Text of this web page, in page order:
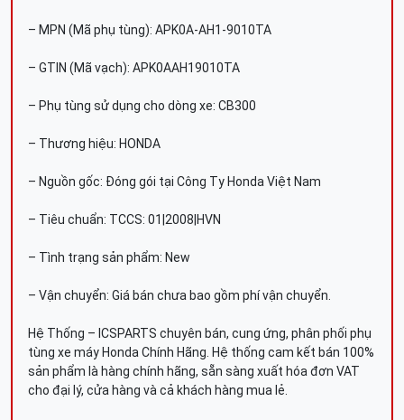
– MPN (Mã phụ tùng): APK0A-AH1-9010TA
– GTIN (Mã vạch): APK0AAH19010TA
– Phụ tùng sử dụng cho dòng xe: CB300
– Thương hiệu: HONDA
– Nguồn gốc: Đóng gói tại Công Ty Honda Việt Nam
– Tiêu chuẩn: TCCS: 01|2008|HVN
– Tình trạng sản phẩm: New
– Vận chuyển: Giá bán chưa bao gồm phí vận chuyển.
Hệ Thống – ICSPARTS chuyên bán, cung ứng, phân phối phụ
tùng xe máy Honda Chính Hãng. Hệ thống cam kết bán 100%
sản phẩm là hàng chính hãng, sẵn sàng xuất hóa đơn VAT
cho đại lý, cửa hàng và cả khách hàng mua lẻ.